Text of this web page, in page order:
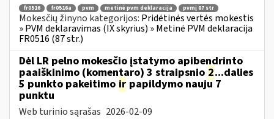
fr0516 fr0516a pvm metinė pvm deklaracija pvmį 87 str
Mokesčių žinyno kategorijos: Pridėtinės vertės mokestis
» PVM deklaravimas (IX skyrius) » Metinė PVM deklaracija
FR0516 (87 str.)
Dėl LR pelno mokesčio įstatymo apibendrinto
paaiškinimo (komentaro) 3 straipsnio 2...dalies
5 punkto pakeitimo ir papildymo nauju 7
punktu
Web turinio sąrašas 2026-02-09